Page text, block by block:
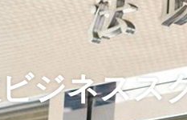
ジネスス